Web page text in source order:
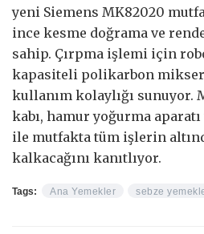
yeni Siemens MK82020
ince kesme doğrama ve
sahip. Çırpma işlemi için
kapasiteli polikarbon mikser
kullanım kolaylığı sunuyor.
kabı, hamur yoğurma
ile mutfakta tüm işlerin
kalkacağını kanıtlıyor.
Tags: Ana Yemekler sebze